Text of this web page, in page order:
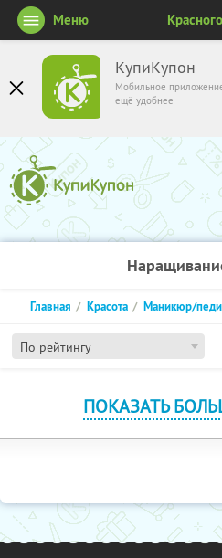
КупиКупон
Мобильное
ещё удобнее
Меню
По рейтингу
Главная Красота Маникюр/
ПОКАЗАТЬ